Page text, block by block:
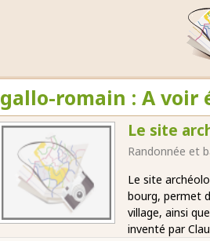
gallo-romain : A voir
Le site
Randonnée et
Le site
bourg, permet
village, ainsi
inventé par